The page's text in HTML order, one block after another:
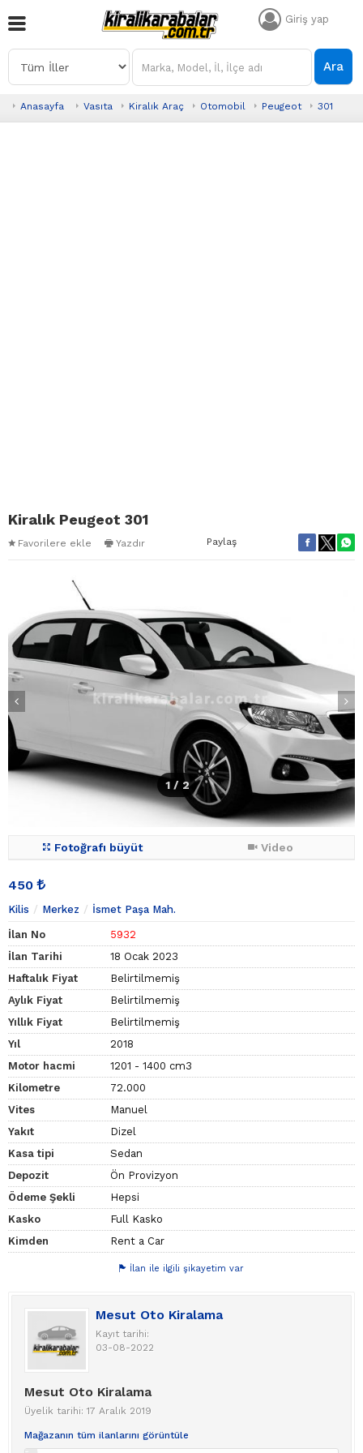
Giriş yap
Ara
Anasayfa Vasıta Kiralık Araç Otomobil Peugeot 301
Kiralık Peugeot 301
Favorilere ekle Yazdır Paylaş
1 / 2
Fotoğrafı büyüt Video
450
Kilis Merkez İsmet Paşa Mah.
İlan No
5932
İlan Tarihi
18 Ocak 2023
Haftalık Fiyat
Belirtilmemiş
Aylık Fiyat
Belirtilmemiş
Yıllık Fiyat
Belirtilmemiş
Yıl
2018
Motor hacmi
1201 - 1400 cm3
Kilometre
72.000
Vites
Manuel
Yakıt
Dizel
Kasa tipi
Sedan
Depozit
Ön Provizyon
Ödeme Şekli
Hepsi
Kasko
Full Kasko
Kimden
Rent a Car
İlan ile ilgili şikayetim var
Mesut Oto Kiralama
Kayıt tarihi:
03-08-2022
Mesut Oto Kiralama
Üyelik tarihi: 17 Aralık 2019
Mağazanın tüm ilanlarını görüntüle